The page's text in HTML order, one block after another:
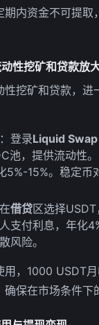
期内资金不可提取
性挖矿和贷款放
性挖矿和贷款，进
：登录Liquid Swap
池，提供流动性
5%-15%。稳定币
借贷区选择
支付利息，年化
风险。
，1000 USDT月
保在市场条件下